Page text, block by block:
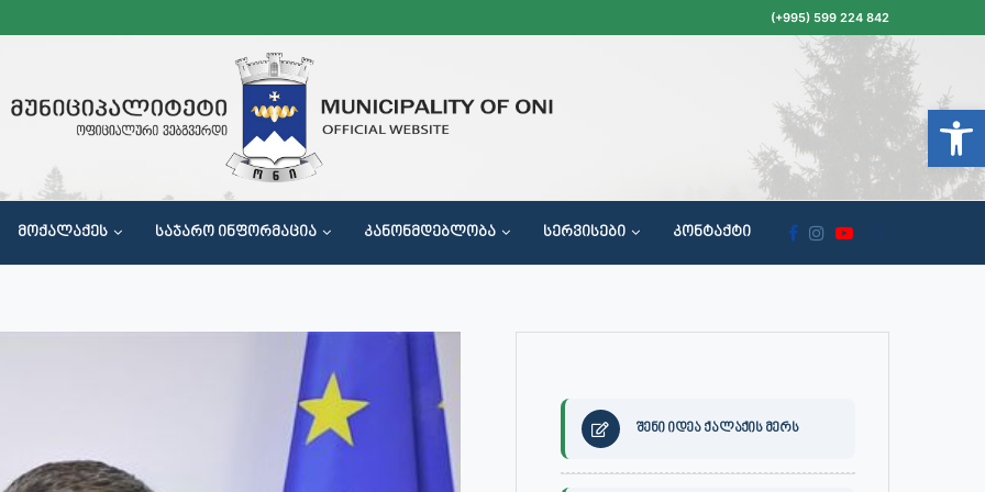
(+995) 599 224 842
ᲛᲝᲥᲐᲚᲐᲥᲔᲡ ᲡᲐᲯᲐᲠᲝ ᲘᲜᲤᲝᲠᲛᲐᲪᲘᲐ ᲙᲐᲜᲝᲜᲛᲓᲔᲑᲚᲝᲑᲐ ᲡᲔᲠᲕᲘᲡᲔᲑᲘ ᲙᲝᲜᲢᲐᲥᲢᲘ
შენი იდეა ქალაქის მერს